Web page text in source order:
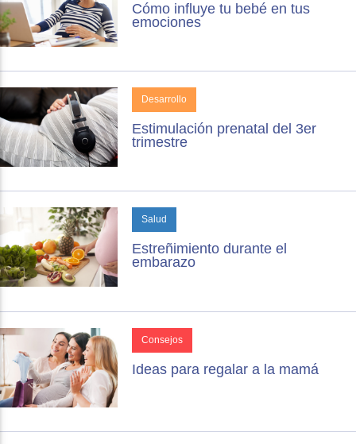
Cómo influye tu bebé en tus
emociones
Desarrollo
Estimulación prenatal del 3er
trimestre
Salud
Estreñimiento durante el
embarazo
Consejos
Ideas para regalar a la mamá